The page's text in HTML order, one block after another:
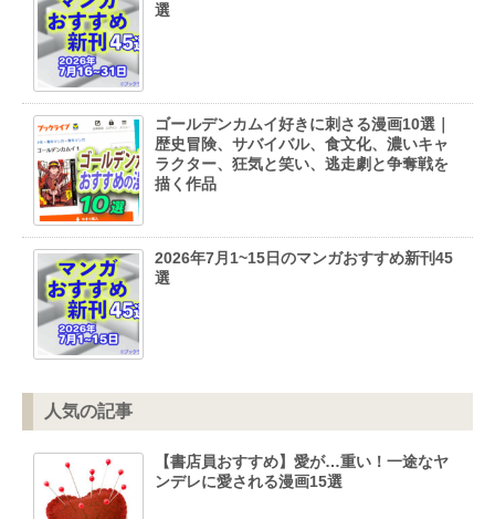
選
ゴールデンカムイ好きに刺さる漫画10選｜
歴史冒険、サバイバル、食文化、濃いキャ
ラクター、狂気と笑い、逃走劇と争奪戦を
描く作品
2026年7月1~15日のマンガおすすめ新刊45
選
人気の記事
【書店員おすすめ】愛が…重い！一途なヤ
ンデレに愛される漫画15選